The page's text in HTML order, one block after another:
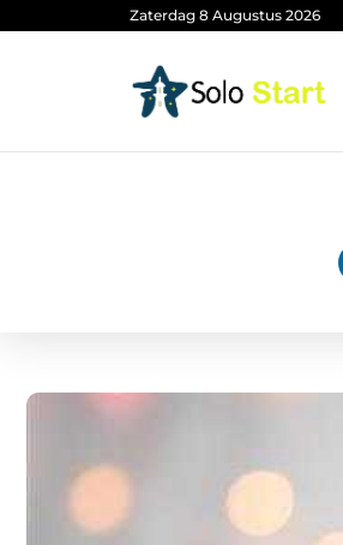
Zaterdag 8 Augustus 2026